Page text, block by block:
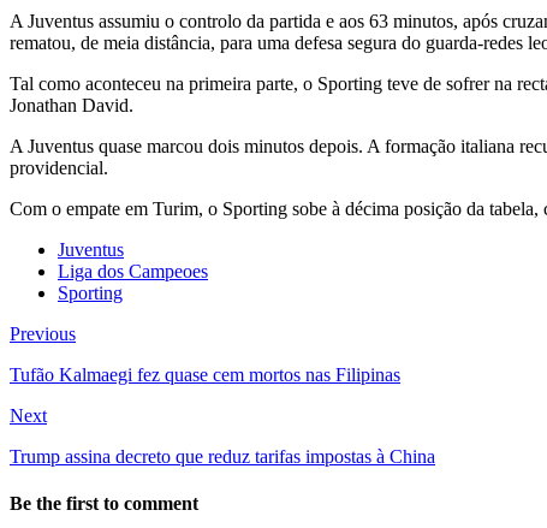
A Juventus assumiu o controlo da partida e aos 63 minutos, após
rematou, de meia distância, para uma defesa segura do guarda-redes
Tal como aconteceu na primeira parte, o Sporting teve de sofrer na
Jonathan David.
A Juventus quase marcou dois minutos depois. A formação italiana
providencial.
Com o empate em Turim, o Sporting sobe à décima posição da
Juventus
Liga dos Campeoes
Sporting
Previous
Tufão Kalmaegi fez quase cem mortos nas Filipinas
Next
Trump assina decreto que reduz tarifas impostas à China
Be the first to comment